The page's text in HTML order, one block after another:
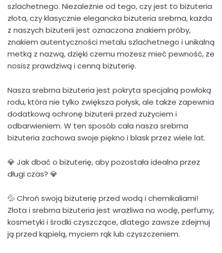
szlachetnego. Niezależnie od tego, czy jest to biżuteria
złota, czy klasycznie elegancka biżuteria srebrna, każda
z naszych biżuterii jest oznaczona znakiem próby,
znakiem autentyczności metalu szlachetnego i unikalną
metką z nazwą, dzięki czemu możesz mieć pewność, że
nosisz prawdziwą i cenną biżuterię.
Nasza srebrna biżuteria jest pokryta specjalną powłoką
rodu, która nie tylko zwiększa połysk, ale także zapewnia
dodatkową ochronę biżuterii przed zużyciem i
odbarwieniem. W ten sposób cała nasza srebrna
biżuteria zachowa swoje piękno i blask przez wiele lat.
💎 Jak dbać o biżuterię, aby pozostała idealna przez
długi czas? 💎
💦 Chroń swoją biżuterię przed wodą i chemikaliami!
Złota i srebrna biżuteria jest wrażliwa na wodę, perfumy,
kosmetyki i środki czyszczące, dlatego zawsze zdejmuj
ją przed kąpielą, myciem rąk lub czyszczeniem.